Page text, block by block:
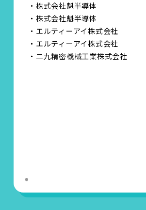
・株式会社魁半導体
・株式会社魁半導体
・エルティーアイ株式会社
・エルティーアイ株式会社
・二九精密機械工業株式会社